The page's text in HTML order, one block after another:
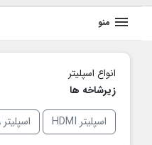
منو
انواع اسپلیتر
زیرشاخه ها
اسپلیتر HDMI اسپلیتر VGA